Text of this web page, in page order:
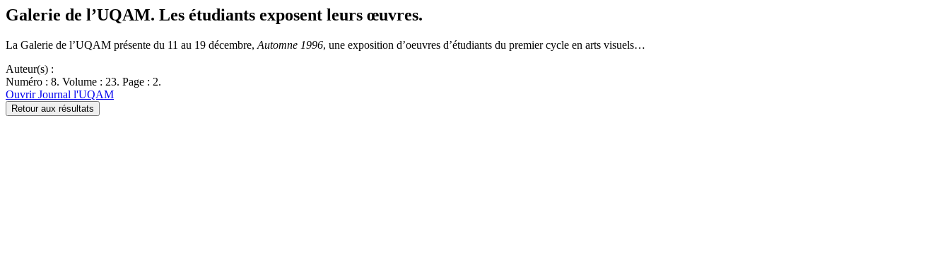
Galerie de l’UQAM. Les étudiants exposent leurs œuvres.
La Galerie de l’UQAM présente du 11 au 19 décembre, Automne 1996, une exposition d’oeuvres d’étudiants du premier cycle en arts visuels…
Auteur(s) :
Numéro : 8. Volume : 23. Page : 2.
Ouvrir Journal l'UQAM
Retour aux résultats